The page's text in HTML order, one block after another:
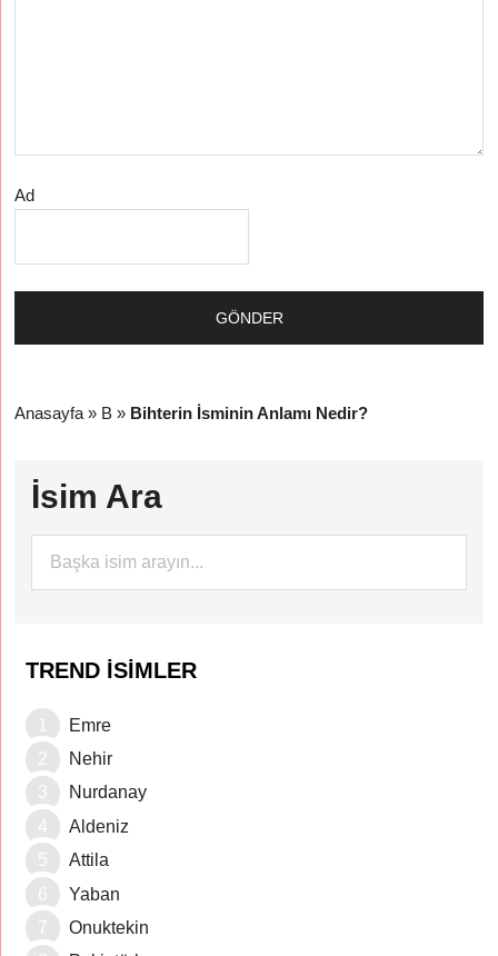
Ad
Anasayfa » B » Bihterin İsminin Anlamı Nedir?
İsim Ara
TREND İSIMLER
Emre
Nehir
Nurdanay
Aldeniz
Attila
Yaban
Onuktekin